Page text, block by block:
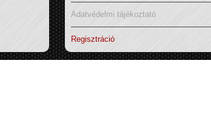
Adatvédelmi tájékoztató
Regisztráció